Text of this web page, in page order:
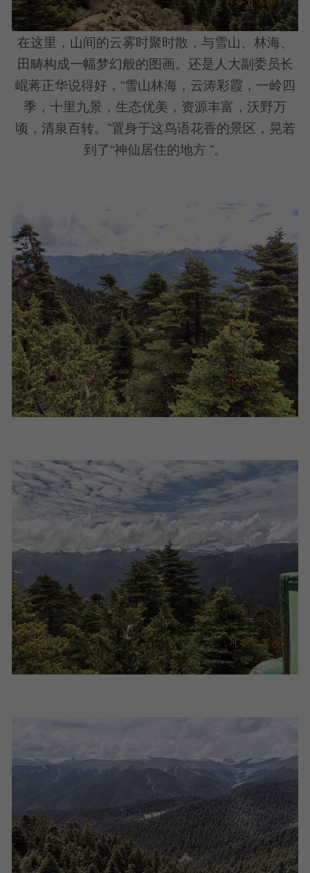
在这里，山间的云雾时聚时散，与雪山、林海、
田畴构成一幅梦幻般的图画。还是人大副委员长
崐蒋正华说得好，“雪山林海，云涛彩霞，一岭四
季，十里九景，生态优美，资源丰富，沃野万
顷，清泉百转。”置身于这鸟语花香的景区，晃若
到了“神仙居住的地方 ”。